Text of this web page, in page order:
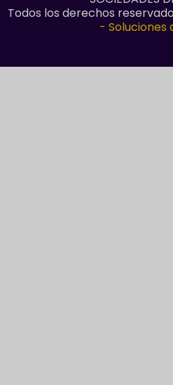
Todos los derechos
- Soluciones